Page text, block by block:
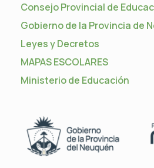
Consejo Provincial de
Gobierno de la Provincia de
Leyes y Decretos
MAPAS ESCOLARES
Ministerio de Educación